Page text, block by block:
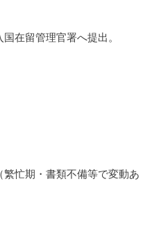
在留管理官署へ提出。
忙期・書類不備等で変動あ